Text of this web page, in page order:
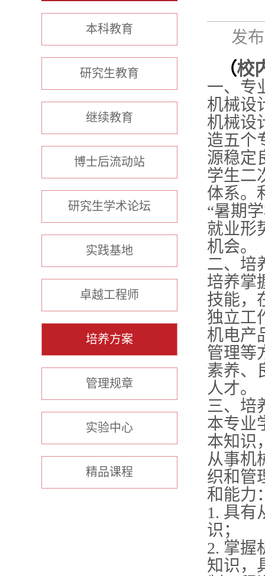
本科教育
研究生教育
继续教育
博士后流动站
研究生学术论坛
实践基地
卓越工程师
培养方案
管理规章
实验中心
精品课程
发
（校
一、专
机械设
机械设
造五个
源稳定
学生二
体系。
“暑期
就业形
机会。
二、培
培养掌
技能，
独立工
机电产
管理等
素养、
人才。
三、培
本专业
本知识
从事机
织和管
和能力
1. 具有
识；
2. 掌握
知识，